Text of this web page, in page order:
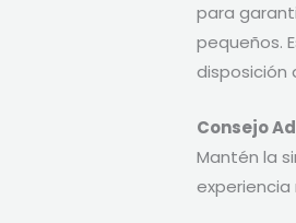
para
pequeños.
disposición
Consejo
Mantén la
experiencia